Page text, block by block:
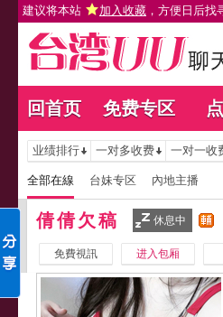
建议将本站 加入收藏 ，方便日后找
回首页 免费专区
业绩排行 一对多收费 一对一收
全部在線 台妹专区 內地主播
倩倩欠稿 休息中
免費視訊 进入包厢